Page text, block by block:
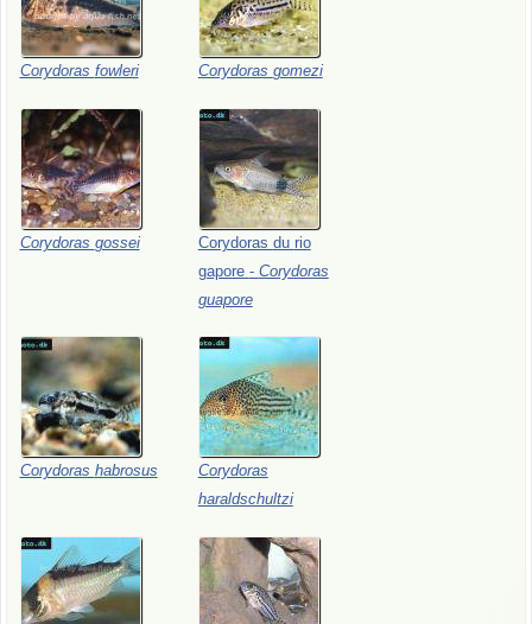
Corydoras fowleri Corydoras gomezi
Corydoras gossei Corydoras du rio
gapore - Corydoras
guapore
Corydoras habrosus
Corydoras
haraldschultzi